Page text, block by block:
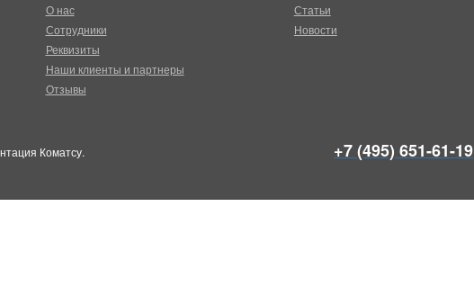
О нас
Сотрудники
Реквизиты
Наши клиенты и партнеры
Отзывы
Статьи
Новости
Коматсу.
+7 (495) 651-61-19